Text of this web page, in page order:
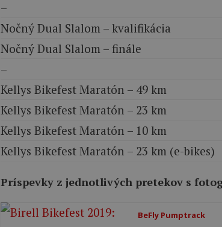
–
Nočný Dual Slalom – kvalifikácia
Nočný Dual Slalom – finále
–
Kellys Bikefest Maratón – 49 km
Kellys Bikefest Maratón – 23 km
Kellys Bikefest Maratón – 10 km
Kellys Bikefest Maratón – 23 km (e-bikes)
Príspevky z jednotlivých pretekov s
BeFly Pumptrack